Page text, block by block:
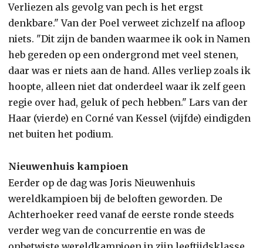
Verliezen als gevolg van pech is het ergst
denkbare." Van der Poel verweet zichzelf na afloop
niets. "Dit zijn de banden waarmee ik ook in Namen
heb gereden op een ondergrond met veel stenen,
daar was er niets aan de hand. Alles verliep zoals ik
hoopte, alleen niet dat onderdeel waar ik zelf geen
regie over had, geluk of pech hebben." Lars van der
Haar (vierde) en Corné van Kessel (vijfde) eindigden
net buiten het podium.
Nieuwenhuis kampioen
Eerder op de dag was Joris Nieuwenhuis
wereldkampioen bij de beloften geworden. De
Achterhoeker reed vanaf de eerste ronde steeds
verder weg van de concurrentie en was de